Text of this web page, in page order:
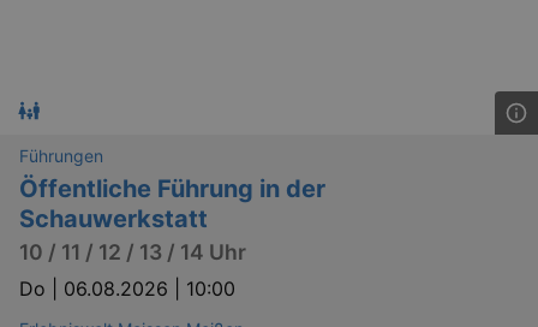
Führungen
Öffentliche Führung in der
Schauwerkstatt
10 / 11 / 12 / 13 / 14 Uhr
Do | 06.08.2026 | 10:00